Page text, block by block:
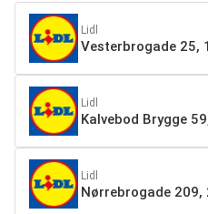
Lidl
Vesterbrogade 25,
Lidl
Kalvebod Brygge
Lidl
Nørrebrogade 209,